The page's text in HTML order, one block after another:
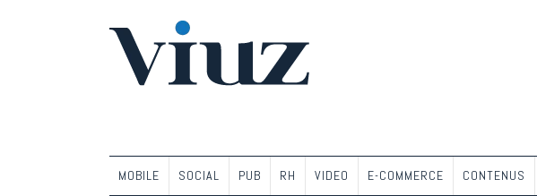
MOBILE SOCIAL PUB RH VIDEO E-COMMERCE CONTENUS